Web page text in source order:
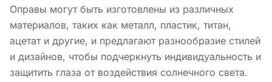
Оправы могут быть изготовлены из различных
материалов, таких как металл, пластик, титан,
ацетат и другие, и предлагают разнообразие стилей
и дизайнов, чтобы подчеркнуть индивидуальность и
защитить глаза от воздействия солнечного света.